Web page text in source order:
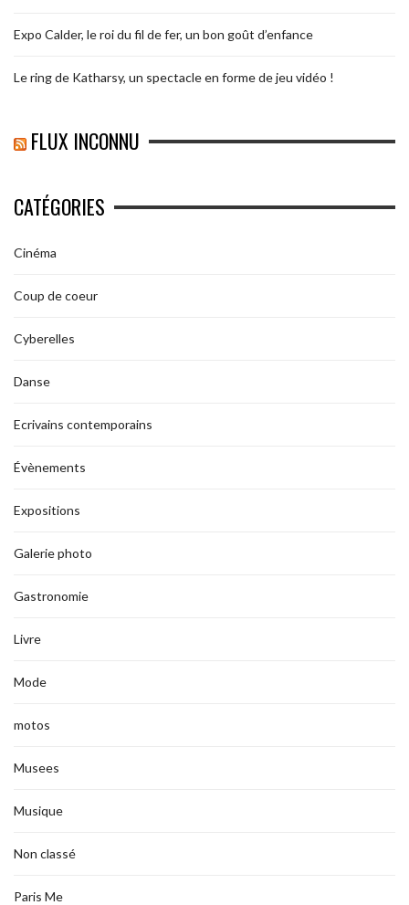
Expo Calder, le roi du fil de fer, un bon goût d’enfance
Le ring de Katharsy, un spectacle en forme de jeu vidéo !
FLUX INCONNU
CATÉGORIES
Cinéma
Coup de coeur
Cyberelles
Danse
Ecrivains contemporains
Évènements
Expositions
Galerie photo
Gastronomie
Livre
Mode
motos
Musees
Musique
Non classé
Paris Me